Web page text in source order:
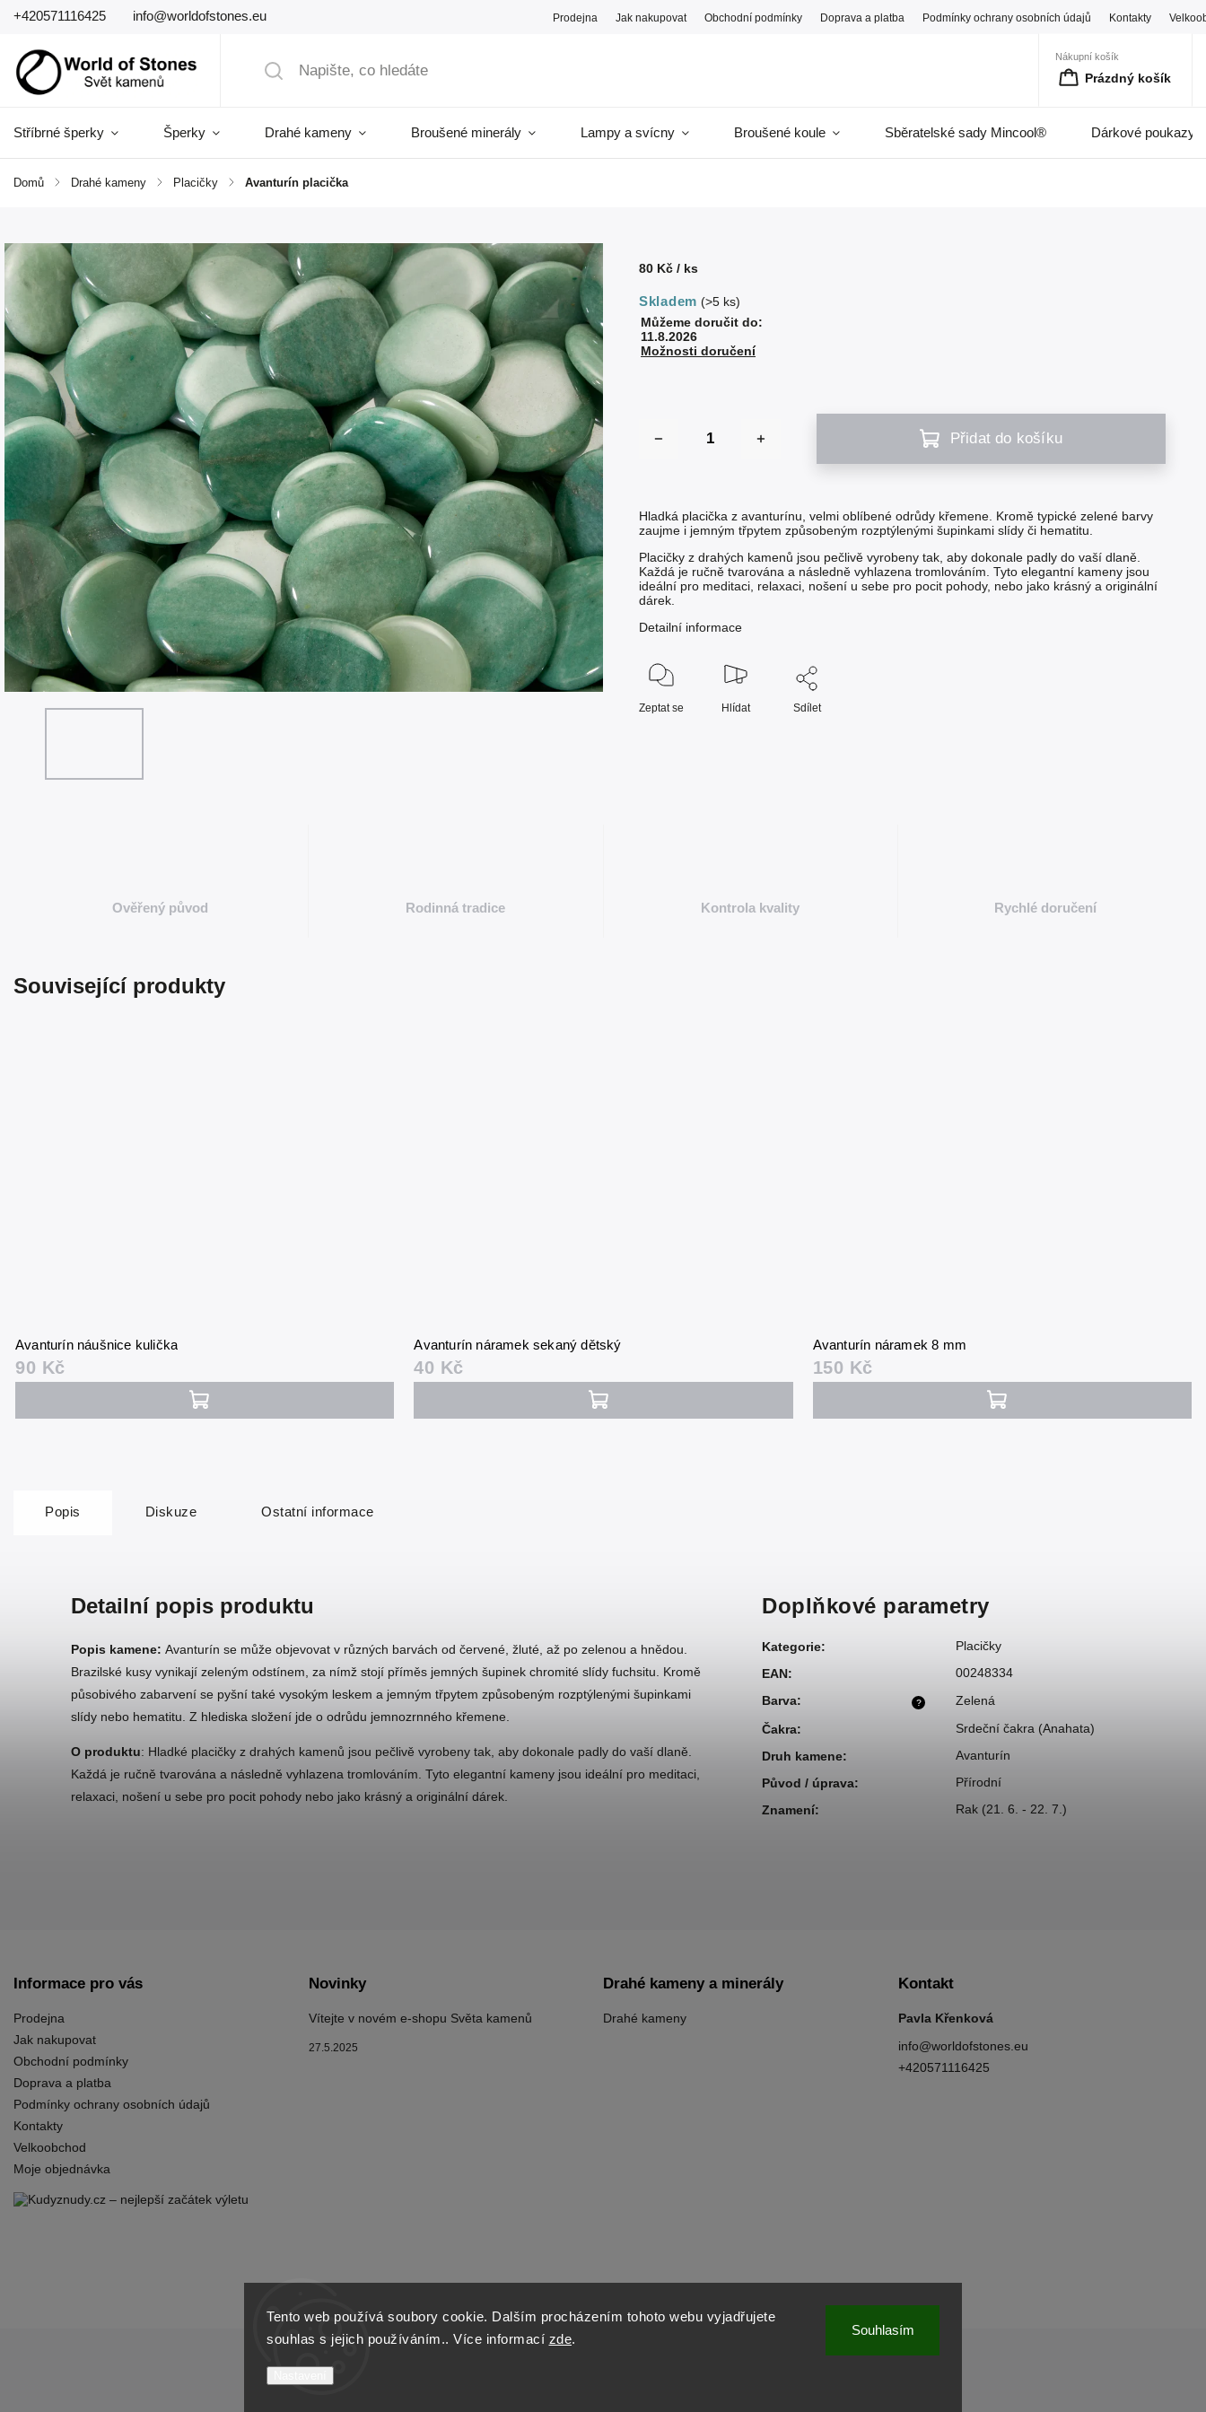
Tento web používá soubory cookie. Dalším procházením tohoto webu vyjadřujete
souhlas s jejich používáním.. Více informací zde.
Souhlasím
+420571116425 info@worldofstones.eu Prodejna Jak nakupovat Obchodní podmínky Doprava a platba Podmínky ochrany osobních údajů Kontakty
Nákupní košík
Prázdný košík
Stříbrné šperky Šperky Drahé kameny Broušené minerály Lampy a svícny Broušené koule Sběratelské sady Mincool® Dárkové poukazy
Domů / Drahé kameny / Placičky / Avanturín placička
80 Kč/ ks
Skladem (>5 ks)
Můžeme doručit do:
11.8.2026
Možnosti doručení
Přidat do košíku
Hladká placička z avanturínu, velmi oblíbené odrůdy křemene. Kromě typické zelené barvy
zaujme i jemným třpytem způsobeným rozptýlenými šupinkami slídy či hematitu.
Placičky z drahých kamenů jsou pečlivě vyrobeny tak, aby dokonale padly do vaší dlaně.
Každá je ručně tvarována a následně vyhlazena tromlováním. Tyto elegantní kameny jsou
ideální pro meditaci, relaxaci, nošení u sebe pro pocit pohody, nebo jako krásný a originální
dárek.
Detailní informace
Zeptat se Hlídat Sdílet
Ověřený původ Rodinná tradice Kontrola kvality Rychlé doručení
Související produkty
Avanturín náušnice kulička
90 Kč
Avanturín náramek sekaný dětský
40 Kč
Avanturín náramek 8 mm
150 Kč
Popis Diskuze Ostatní informace
Detailní popis produktu
Popis kamene: Avanturín se může objevovat v různých barvách od červené, žluté, až po zelenou a hnědou.
Brazilské kusy vynikají zeleným odstínem, za nímž stojí příměs jemných šupinek chromité slídy fuchsitu. Kromě
působivého zabarvení se pyšní také vysokým leskem a jemným třpytem způsobeným rozptýlenými šupinkami
slídy nebo hematitu. Z hlediska složení jde o odrůdu jemnozrnného křemene.
O produktu: Hladké placičky z drahých kamenů jsou pečlivě vyrobeny tak, aby dokonale padly do vaší dlaně.
Každá je ručně tvarována a následně vyhlazena tromlováním. Tyto elegantní kameny jsou ideální pro meditaci,
relaxaci, nošení u sebe pro pocit pohody nebo jako krásný a originální dárek.
Doplňkové parametry
Kategorie:
Placičky
EAN: 00248334
?
Barva:
Zelená
Čakra:
Srdeční čakra (Anahata)
Druh kamene:
Avanturín
Původ / úprava:
Přírodní
Znamení: Rak (21. 6. - 22. 7.)
Informace pro vás
Prodejna
Jak nakupovat
Obchodní podmínky
Doprava a platba
Podmínky ochrany osobních údajů
Kontakty
Velkoobchod
Moje objednávka
Novinky
Vítejte v novém e-shopu Světa kamenů
27.5.2025
Drahé kameny a minerály
Drahé kameny
Kontakt
Pavla Křenková
info@worldofstones.eu
+420571116425